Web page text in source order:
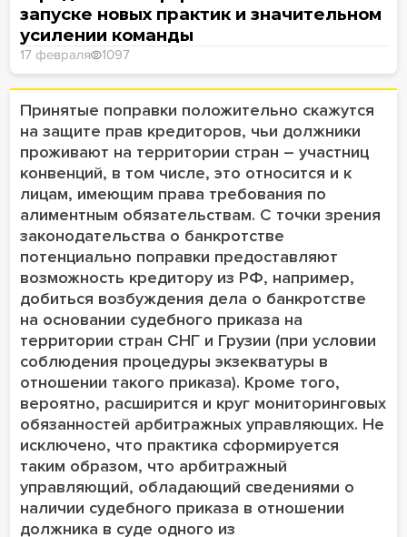
запуске новых практик и значительном
усилении команды
17 февраля 1097
Принятые поправки положительно скажутся
на защите прав кредиторов, чьи должники
проживают на территории стран – участниц
конвенций, в том числе, это относится и к
лицам, имеющим права требования по
алиментным обязательствам. С точки зрения
законодательства о банкротстве
потенциально поправки предоставляют
возможность кредитору из РФ, например,
добиться возбуждения дела о банкротстве
на основании судебного приказа на
территории стран СНГ и Грузии (при условии
соблюдения процедуры экзекватуры в
отношении такого приказа). Кроме того,
вероятно, расширится и круг мониторинговых
обязанностей арбитражных управляющих. Не
исключено, что практика сформируется
таким образом, что арбитражный
управляющий, обладающий сведениями о
наличии судебного приказа в отношении
должника в суде одного из